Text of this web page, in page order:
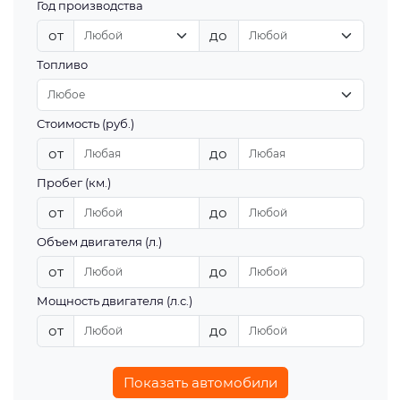
Год производства
от до
Топливо
Стоимость (руб.)
от до
Пробег (км.)
от до
Объем двигателя (л.)
от до
Мощность двигателя (л.с.)
от до
Показать автомобили